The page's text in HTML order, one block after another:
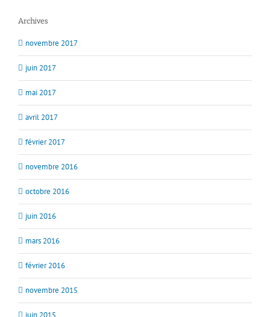
Archives
novembre 2017
juin 2017
mai 2017
avril 2017
février 2017
novembre 2016
octobre 2016
juin 2016
mars 2016
février 2016
novembre 2015